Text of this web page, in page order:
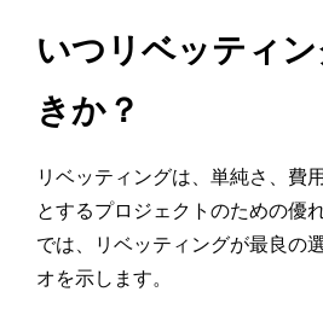
いつリベッティ
きか？
リベッティングは、単純さ、費
とするプロジェクトのための優
では、リベッティングが最良の
オを示します。